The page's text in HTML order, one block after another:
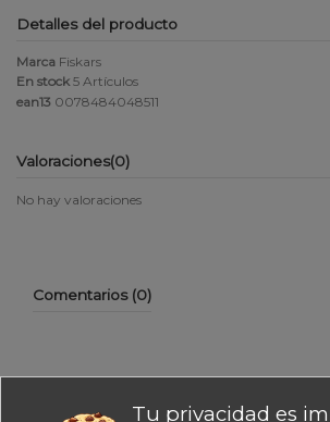
Detalles del producto
Marca Fiskars
En stock 5 Artículos
ean13 0078484048511
Valoraciones(0)
No hay valoraciones
Comentarios (0)
Tu privacidad es